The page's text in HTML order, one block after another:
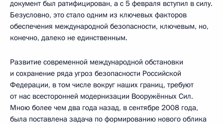
документ был ратифицирован, а с 5 февраля вступил в силу.
Безусловно, это стало одним из ключевых факторов
обеспечения международной безопасности, ключевым, но,
конечно, далеко не единственным.
Развитие современной международной обстановки
и сохранение ряда угроз безопасности Российской
Федерации, в том числе вокруг наших границ, требуют
от нас всесторонней модернизации Вооружённых Сил.
Мною более чем два года назад, в сентябре 2008 года,
была поставлена задача по формированию нового облика